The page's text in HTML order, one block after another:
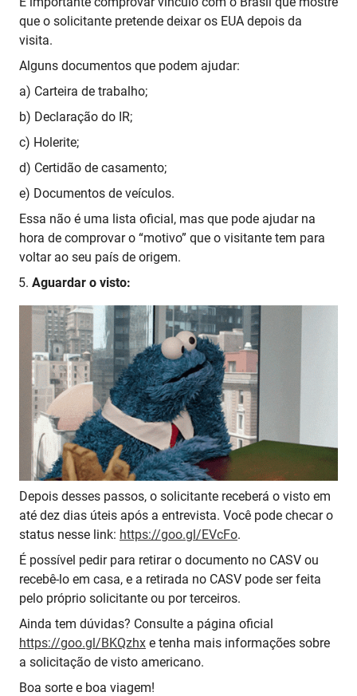
que o solicitante pretende deixar os EUA depois da
visita.
Alguns documentos que podem ajudar:
a) Carteira de trabalho;
b) Declaração do IR;
c) Holerite;
d) Certidão de casamento;
e) Documentos de veículos.
Essa não é uma lista oficial, mas que pode ajudar na
hora de comprovar o “motivo” que o visitante tem para
voltar ao seu país de origem.
Aguardar o visto:
Depois desses passos, o solicitante receberá o visto em
até dez dias úteis após a entrevista. Você pode checar o
status nesse link: https://goo.gl/EVcFo.
É possível pedir para retirar o documento no CASV ou
recebê-lo em casa, e a retirada no CASV pode ser feita
pelo próprio solicitante ou por terceiros.
Ainda tem dúvidas? Consulte a página oficial
https://goo.gl/BKQzhx e tenha mais informações sobre
a solicitação de visto americano.
Boa sorte e boa viagem!